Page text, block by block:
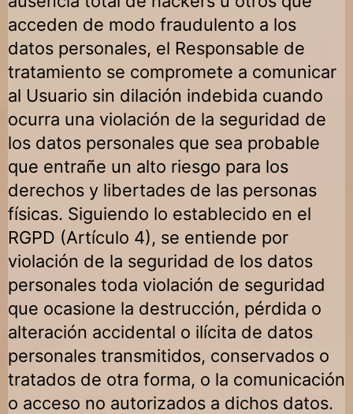
acceden de modo fraudulento a los
datos personales, el Responsable de
tratamiento se compromete a comunicar
al Usuario sin dilación indebida cuando
ocurra una violación de la seguridad de
los datos personales que sea probable
que entrañe un alto riesgo para los
derechos y libertades de las personas
físicas. Siguiendo lo establecido en el
RGPD (Artículo 4), se entiende por
violación de la seguridad de los datos
personales toda violación de seguridad
que ocasione la destrucción, pérdida o
alteración accidental o ilícita de datos
personales transmitidos, conservados o
tratados de otra forma, o la comunicación
o acceso no autorizados a dichos datos.